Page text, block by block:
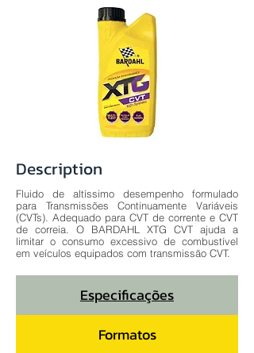
Description
Fluido de altíssimo desempenho formulado
para Transmissões Continuamente Variáveis
(CVTs). Adequado para CVT de corrente e CVT
de correia. O BARDAHL XTG CVT ajuda a
limitar o consumo excessivo de combustível
em veículos equipados com transmissão CVT.
Especificações
Formatos